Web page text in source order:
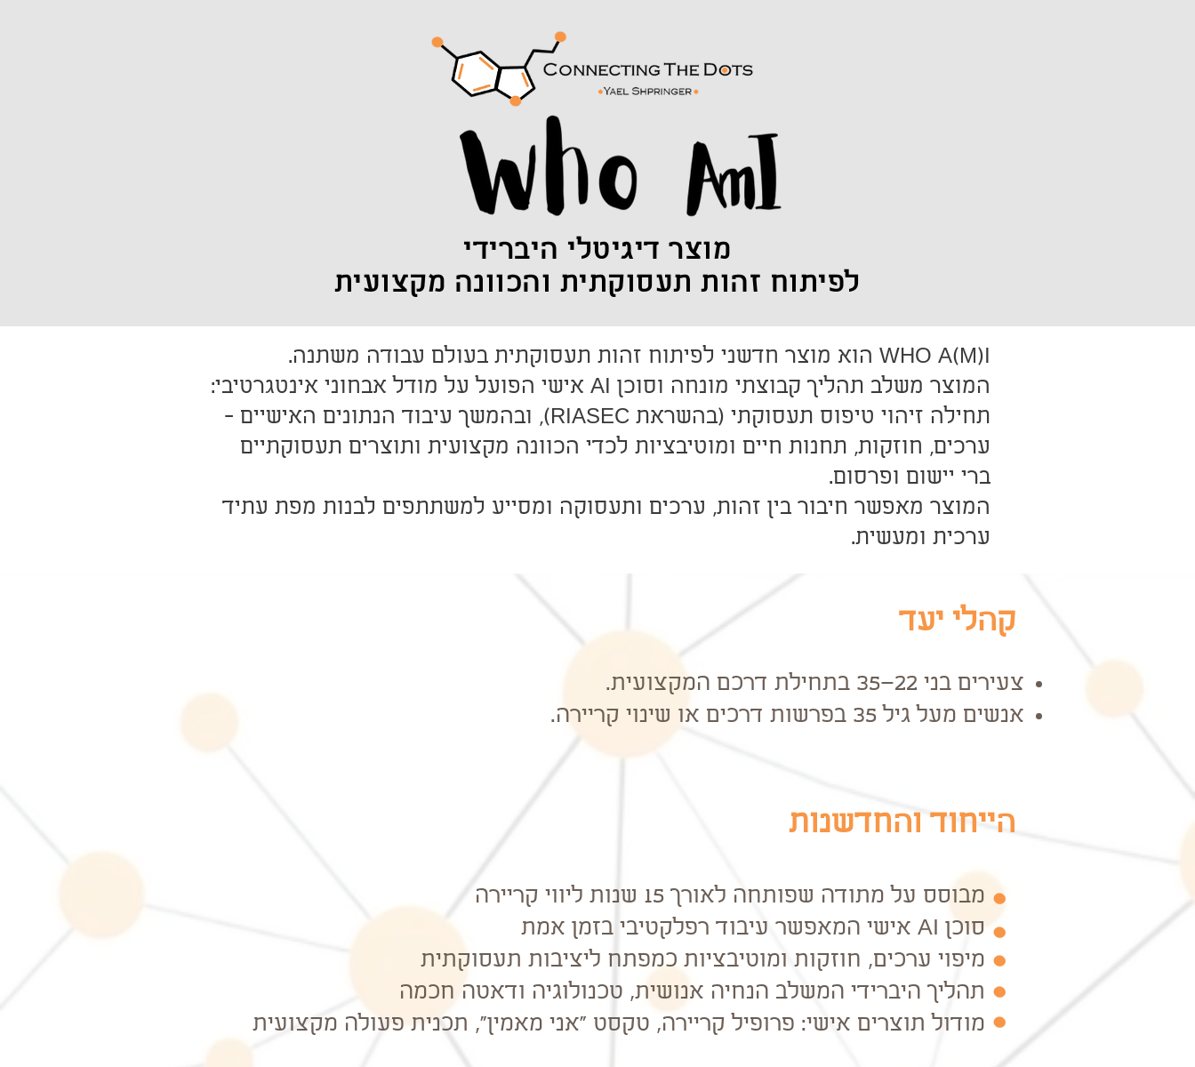
מוצר דיגיטלי היברידי
לפיתוח זהות תעסוקתית והכוונה מקצועית
WHO A(M)I הוא מוצר חדשני לפיתוח זהות תעסוקתית בעולם עבודה משתנה.
המוצר משלב תהליך קבוצתי מונחה וסוכן AI אישי הפועל על מודל אבחוני אינטגרטיבי:
תחילה זיהוי טיפוס תעסוקתי (בהשראת RIASEC), ובהמשך עיבוד הנתונים האישיים -
ערכים, חוזקות, תחנות חיים ומוטיבציות לכדי הכוונה מקצועית ותוצרים תעסוקתיים
ברי יישום ופרסום.
המוצר מאפשר חיבור בין זהות, ערכים ותעסוקה ומסייע למשתתפים לבנות מפת עתיד
ערכית ומעשית.
קהלי יעד
צעירים בני 22–35 בתחילת דרכם המקצועית.
אנשים מעל גיל 35 בפרשות דרכים או שינוי קריירה.
הייחוד והחדשנות
מבוסס על מתודה שפותחה לאורך 15 שנות ליווי קריירה
סוכן AI אישי המאפשר עיבוד רפלקטיבי בזמן אמת
מיפוי ערכים, חוזקות ומוטיבציות כמפתח ליציבות תעסוקתית
תהליך היברידי המשלב הנחיה אנושית, טכנולוגיה ודאטה חכמה
מודול תוצרים אישי: פרופיל קריירה, טקסט "אני מאמין", תכנית פעולה מקצועית